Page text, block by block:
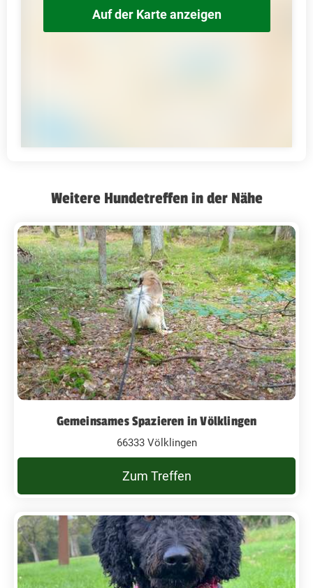
Auf der Karte anzeigen
Weitere Hundetreffen in der Nähe
Gemeinsames Spazieren in Völklingen
66333 Völklingen
Zum Treffen